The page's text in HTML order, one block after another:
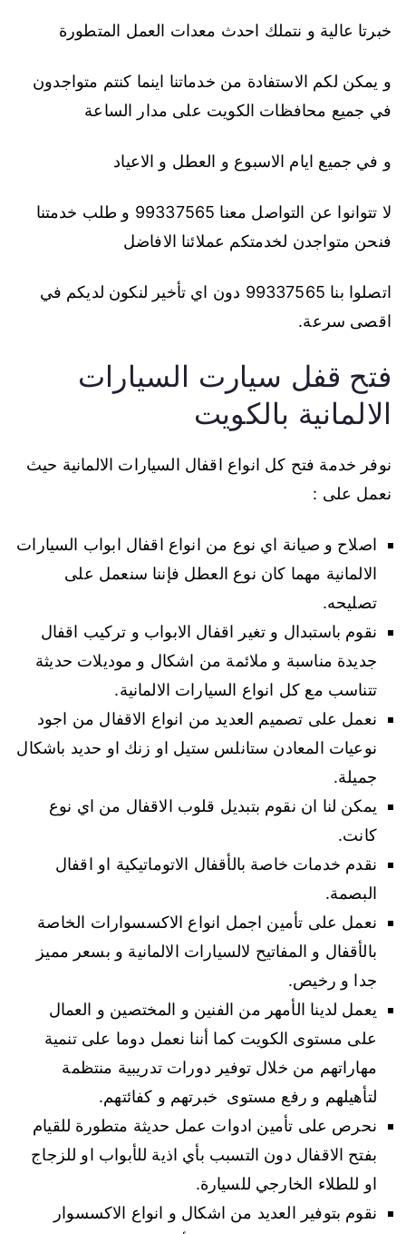
خبرتا عالية و نتملك احدث معدات العمل المتطورة
و يمكن لكم الاستفادة من خدماتنا اينما كنتم متواجدون
في جميع محافظات الكويت على مدار الساعة
و في جميع ايام الاسبوع و العطل و الاعياد
لا تتوانوا عن التواصل معنا 99337565 و طلب خدمتنا
فنحن متواجدن لخدمتكم عملائنا الافاضل
اتصلوا بنا 99337565 دون اي تأخير لنكون لديكم في
اقصى سرعة.
فتح قفل سيارت السيارات
الالمانية بالكويت
نوفر خدمة فتح كل انواع اقفال السيارات الالمانية حيث
نعمل على :
اصلاح و صيانة اي نوع من انواع اقفال ابواب السيارات
الالمانية مهما كان نوع العطل فإننا سنعمل على
تصليحه.
نقوم باستبدال و تغير اقفال الابواب و تركيب اقفال
جديدة مناسبة و ملائمة من اشكال و موديلات حديثة
تتناسب مع كل انواع السيارات الالمانية.
نعمل على تصميم العديد من انواع الاقفال من اجود
نوعيات المعادن ستانلس ستيل او زنك او حديد باشكال
جميلة.
يمكن لنا ان نقوم بتبديل قلوب الاقفال من اي نوع
كانت.
نقدم خدمات خاصة بالأقفال الاتوماتيكية او اقفال
البصمة.
نعمل على تأمين اجمل انواع الاكسسوارات الخاصة
بالأقفال و المفاتيح لالسيارات الالمانية و بسعر مميز
جدا و رخيص.
يعمل لدينا الأمهر من الفنين و المختصين و العمال
على مستوى الكويت كما أننا نعمل دوما على تنمية
مهاراتهم من خلال توفير دورات تدريبية منتظمة
لتأهيلهم و رفع مستوى خبرتهم و كفائتهم.
نحرص على تأمين ادوات عمل حديثة متطورة للقيام
بفتح الاقفال دون التسبب بأي اذية للأبواب او للزجاج
او للطلاء الخارجي للسيارة.
نقوم بتوفير العديد من اشكال و انواع الاكسسوار